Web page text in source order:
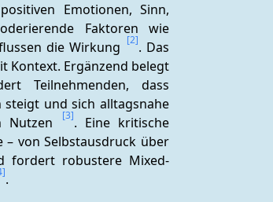
Emotionen, Sinn,
Faktoren wie
die Wirkung [2]. Das
Kontext. Ergänzend belegt
Teilnehmenden, dass
und sich alltagsnahe
Nutzen
[3]. Eine kritische
von Selbstausdruck über
fordert robustere Mixed-
.